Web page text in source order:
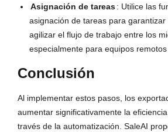
Asignación de tareas: Utilice las
asignación de tareas para
agilizar el flujo de trabajo entre los
especialmente para equipos
Conclusión
Al implementar estos pasos, los
aumentar significativamente la
través de la automatización. SaleAI